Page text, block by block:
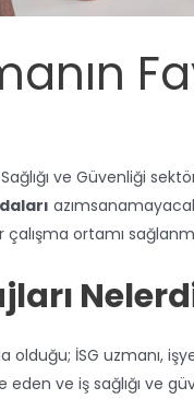
ve Güvenliği
ortamı
İSG uzmanı,
ve iş sağlığı ve